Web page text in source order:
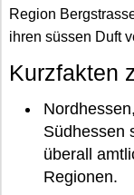
Region
ihren süssen Duft
Kurzfakten
Südhessen
überall
Regionen.